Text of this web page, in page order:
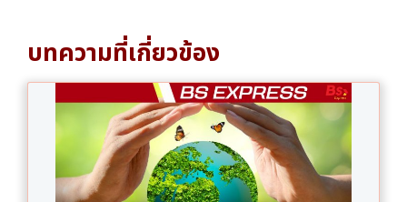
บทความที่เกี่ยวข้อง